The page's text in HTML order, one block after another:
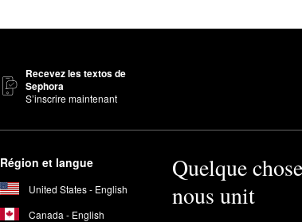
Recevez les textos de
Sephora
S’inscrire maintenant
Région et langue
United States - English
Canada - English
Quelque
nous unit